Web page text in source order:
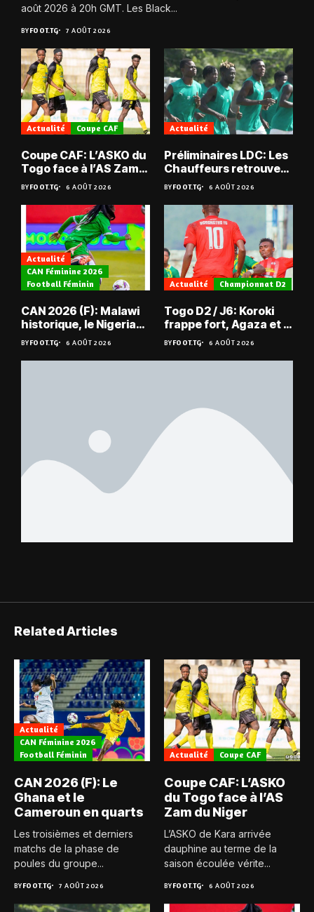
août 2026 à 20h GMT. Les Black...
BYFOOT.TG 7 AOÛT 2026
Actualité Coupe CAF
Coupe CAF: L’ASKO du
Togo face à l’AS Zam
du Niger
BYFOOT.TG 6 AOÛT 2026
Actualité
Préliminaires LDC: Les
Chauffeurs retrouvent
les Mimos
BYFOOT.TG 6 AOÛT 2026
Actualité
CAN Féminine 2026
Football Féminin
CAN 2026 (F): Malawi
historique, le Nigeria
sauvé, la Zambie
éliminée
BYFOOT.TG 6 AOÛT 2026
Actualité Championnat D2
Togo D2 / J6: Koroki
frappe fort, Agaza et la
JCA assurent,
suspense avant Sara
FC – Doumbé FC
BYFOOT.TG 6 AOÛT 2026
Related Articles
Actualité
CAN Féminine 2026
Football Féminin
CAN 2026 (F): Le
Ghana et le
Cameroun en quarts
Les troisièmes et derniers
matchs de la phase de
poules du groupe...
BYFOOT.TG 7 AOÛT 2026
Actualité Coupe CAF
Coupe CAF: L’ASKO
du Togo face à l’AS
Zam du Niger
L’ASKO de Kara arrivée
dauphine au terme de la
saison écoulée vérite...
BYFOOT.TG 6 AOÛT 2026